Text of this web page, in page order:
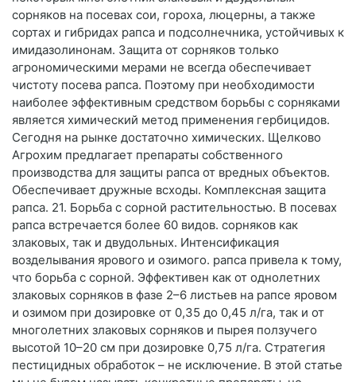
сорняков на посевах сои, гороха, люцерны, а также
сортах и гибридах рапса и подсолнечника, устойчивых к
имидазолинонам. Защита от сорняков только
агрономическими мерами не всегда обеспечивает
чистоту посева рапса. Поэтому при необходимости
наиболее эффективным средством борьбы с сорняками
является химический метод применения гербицидов.
Сегодня на рынке достаточно химических. Щелково
Агрохим предлагает препараты собственного
производства для защиты рапса от вредных объектов.
Обеспечивает дружные всходы. Комплексная защита
рапса. 21. Борьба с сорной растительностью. В посевах
рапса встречается более 60 видов. сорняков как
злаковых, так и двудольных. Интенсификация
возделывания ярового и озимого. рапса привела к тому,
что борьба с сорной. Эффективен как от однолетних
злаковых сорняков в фазе 2–6 листьев на рапсе яровом
и озимом при дозировке от 0,35 до 0,45 л/га, так и от
многолетних злаковых сорняков и пырея ползучего
высотой 10–20 см при дозировке 0,75 л/га. Стратегия
пестицидных обработок – не исключение. В этой статье